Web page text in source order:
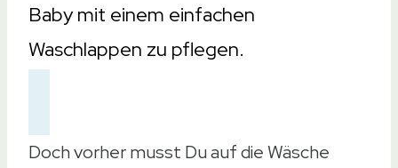
Baby mit einem einfachen
Waschlappen zu pflegen.
Doch vorher musst Du auf die Wäsche